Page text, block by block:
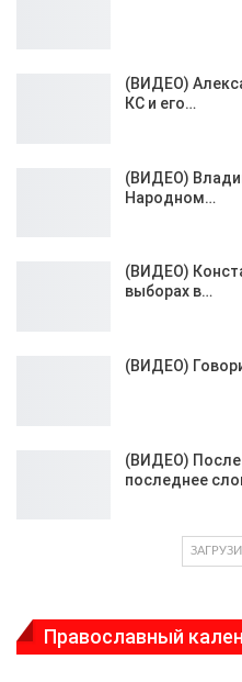
(ВИДЕО)
КС и его…
(ВИДЕО)
Народном…
(ВИДЕО)
выборах в…
(ВИДЕО)
(ВИДЕО) После
последнее
Православный